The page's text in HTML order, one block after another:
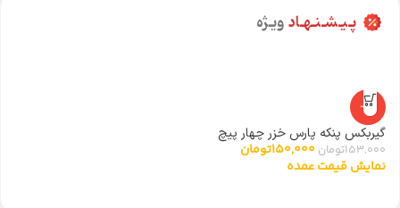
پـیـشـنـهـادویـژه
-2%
گیربکس پنکه پارس خزر چهار پیچ
153,000تومان 150,000تومان
نمایش قیمت عمده